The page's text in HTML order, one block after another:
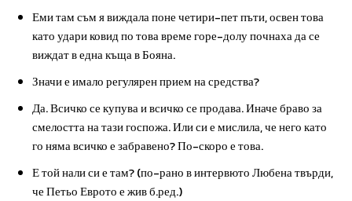
Еми там съм я виждала поне четири-пет пъти, освен това
като удари ковид по това време горе-долу почнаха да се
виждат в една къща в Бояна.
Значи е имало регулярен прием на средства?
Да. Всичко се купува и всичко се продава. Иначе браво за
смелостта на тази госпожа. Или си е мислила, че него като
го няма всичко е забравено? По-скоро е това.
Е той нали си е там? (по-рано в интервюто Любена твърди,
че Петьо Еврото е жив б.ред.)